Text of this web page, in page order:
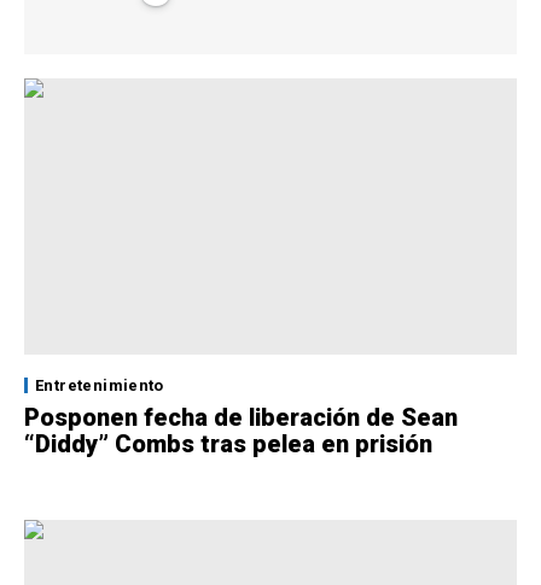
Entretenimiento
Posponen fecha de liberación de Sean
“Diddy” Combs tras pelea en prisión